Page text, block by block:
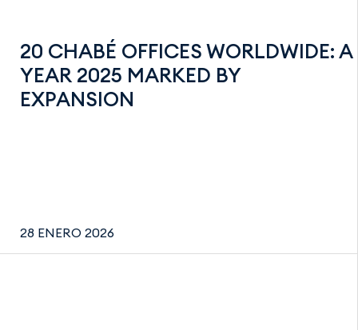
20 CHABÉ OFFICES WORLDWIDE: A
YEAR 2025 MARKED BY
EXPANSION
28 ENERO 2026